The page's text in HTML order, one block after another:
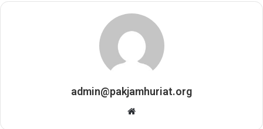
admin@pakjamhuriat.org
Website